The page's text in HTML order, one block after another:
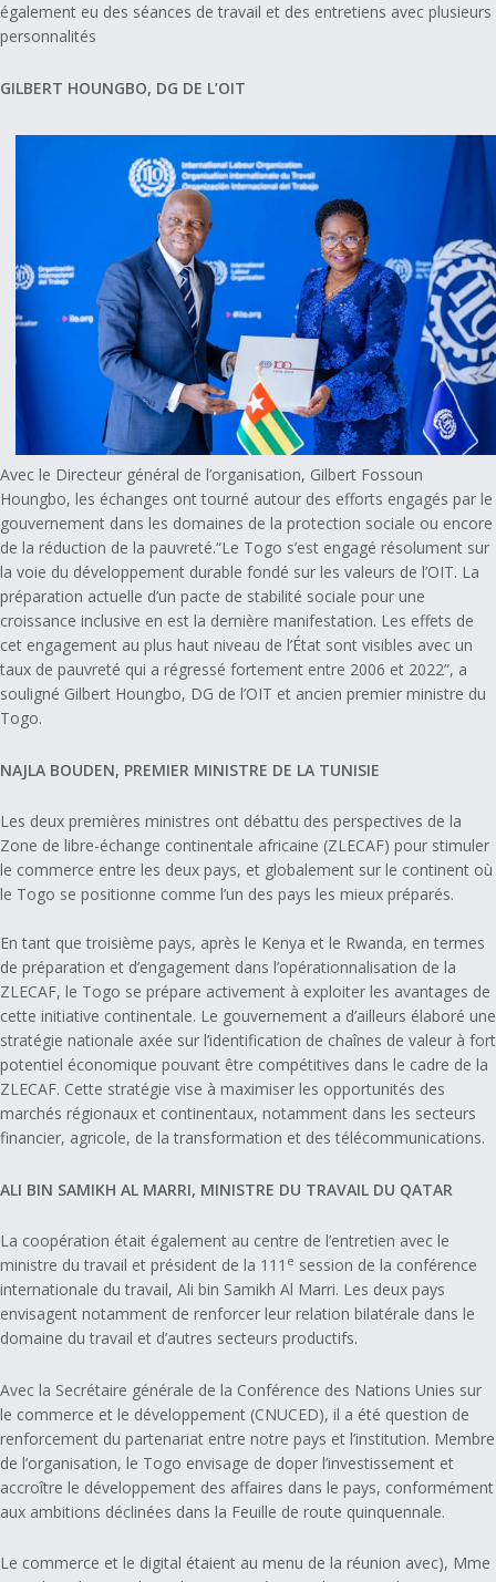
également eu des séances de travail et des entretiens avec plusieurs
personnalités
GILBERT HOUNGBO, DG DE L’OIT
Avec le Directeur général de l’organisation, Gilbert Fossoun
Houngbo, les échanges ont tourné autour des efforts engagés par le
gouvernement dans les domaines de la protection sociale ou encore
de la réduction de la pauvreté.“Le Togo s’est engagé résolument sur
la voie du développement durable fondé sur les valeurs de l’OIT. La
préparation actuelle d’un pacte de stabilité sociale pour une
croissance inclusive en est la dernière manifestation. Les effets de
cet engagement au plus haut niveau de l’État sont visibles avec un
taux de pauvreté qui a régressé fortement entre 2006 et 2022”, a
souligné Gilbert Houngbo, DG de l’OIT et ancien premier ministre du
Togo.
NAJLA BOUDEN, PREMIER MINISTRE DE LA TUNISIE
Les deux premières ministres ont débattu des perspectives de la
Zone de libre-échange continentale africaine (ZLECAF) pour stimuler
le commerce entre les deux pays, et globalement sur le continent où
le Togo se positionne comme l’un des pays les mieux préparés.
En tant que troisième pays, après le Kenya et le Rwanda, en termes
de préparation et d’engagement dans l’opérationnalisation de la
ZLECAF, le Togo se prépare activement à exploiter les avantages de
cette initiative continentale. Le gouvernement a d’ailleurs élaboré une
stratégie nationale axée sur l’identification de chaînes de valeur à fort
potentiel économique pouvant être compétitives dans le cadre de la
ZLECAF. Cette stratégie vise à maximiser les opportunités des
marchés régionaux et continentaux, notamment dans les secteurs
financier, agricole, de la transformation et des télécommunications.
ALI BIN SAMIKH AL MARRI, MINISTRE DU TRAVAIL DU QATAR
La coopération était également au centre de l’entretien avec le
ministre du travail et président de la 111 e session de la conférence
internationale du travail, Ali bin Samikh Al Marri. Les deux pays
envisagent notamment de renforcer leur relation bilatérale dans le
domaine du travail et d’autres secteurs productifs.
Avec la Secrétaire générale de la Conférence des Nations Unies sur
le commerce et le développement (CNUCED), il a été question de
renforcement du partenariat entre notre pays et l’institution. Membre
de l’organisation, le Togo envisage de doper l’investissement et
accroître le développement des affaires dans le pays, conformément
aux ambitions déclinées dans la Feuille de route quinquennale.
Le commerce et le digital étaient au menu de la réunion avec), Mme